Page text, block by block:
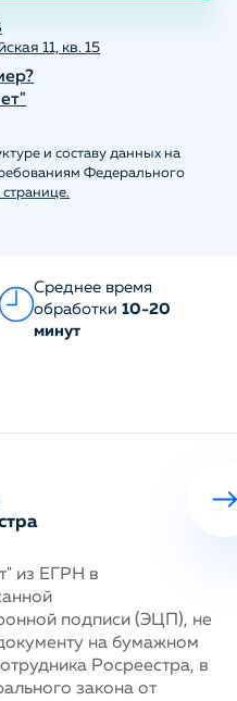
11, кв. 15
и составу данных на
Федерального
Среднее время
обработки 10-20
минут
из ЕГРН в
подписи (ЭЦП), не
на бумажном
Росреестра, в
закона от